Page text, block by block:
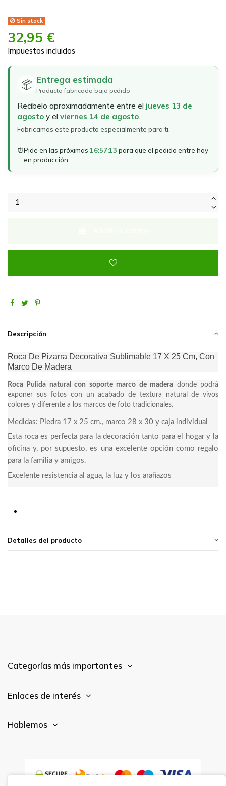
Sin stock
32,95 €
Impuestos incluidos
📦 Entrega estimada
Producto fabricado bajo pedido
Recíbelo aproximadamente entre el jueves 13 de
agosto y el viernes 14 de agosto.
Fabricamos este producto especialmente para ti.
⏰Pide en las próximas 16:57:13 para que el pedido entre hoy
en producción.
Descripción
Roca De Pizarra Decorativa Sublimable 17 X 25 Cm, Con
Marco De Madera
Roca Pulida natural con soporte marco de madera donde podrá
exponer sus fotos con un acabado de textura natural de vivos
colores y diferente a los marcos de foto tradicionales.
Medidas: Piedra 17 x 25 cm., marco 28 x 30 y caja individual
Esta roca es perfecta para la decoración tanto para el hogar y la
oficina y, por supuesto, es una excelente opción como regalo
para la familia y amigos.
Excelente resistencia al agua, la luz y los arañazos
Detalles del producto
Categorías más importantes
Enlaces de interés
Hablemos